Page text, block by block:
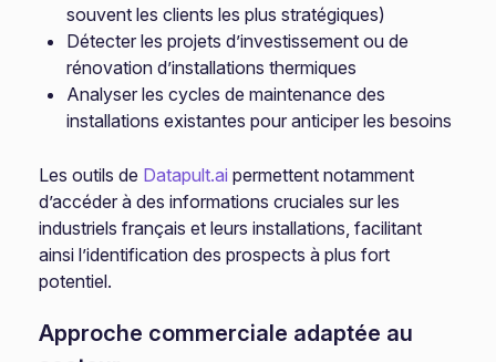
souvent les clients les plus stratégiques)
Détecter les projets d’investissement ou de
rénovation d’installations thermiques
Analyser les cycles de maintenance des
installations existantes pour anticiper les besoins
Les outils de Datapult.ai permettent notamment
d’accéder à des informations cruciales sur les
industriels français et leurs installations, facilitant
ainsi l’identification des prospects à plus fort
potentiel.
Approche commerciale adaptée au